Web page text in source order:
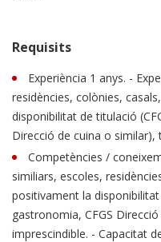
Requisits
Experiència 1 anys. -
residències, colònies,
disponibilitat de titulació
Direcció de cuina o
Competències /
similiars, escoles,
positivament la
gastronomia, CFGS
imprescindible. - Capacitat